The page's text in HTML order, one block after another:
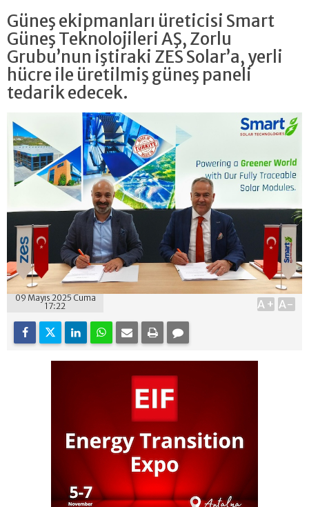
Güneş ekipmanları üreticisi Smart
Güneş Teknolojileri AŞ, Zorlu
Grubu’nun iştiraki ZES Solar’a, yerli
hücre ile üretilmiş güneş paneli
tedarik edecek.
09 Mayıs 2025 Cuma
17:22
A+ A-